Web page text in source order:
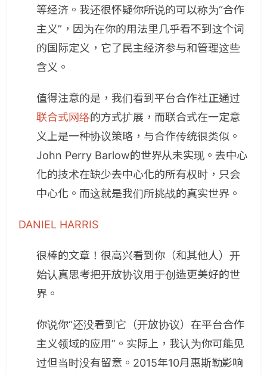
等经济。我还很怀疑你所说的可以称为“合作
主义”，因为在你的用法里几乎看不到这个词
的国际定义，它了民主经济参与和管理这些
含义。
值得注意的是，我们看到平台合作社正通过
联合式网络的方式扩展，而联合式在一定意
义上是一种协议策略，与合作传统很类似。
John Perry Barlow的世界从未实现。去中心
化的技术在缺少去中心化的所有权时，只会
中心化。而这就是我们所挑战的真实世界。
DANIEL HARRIS
很棒的文章！很高兴看到你（和其他人）开
始认真思考把开放协议用于创造更美好的世
界。
你说你“还没看到它（开放协议）在平台合作
主义领域的应用”。实际上，我认为你可能见
过但当时没有留意。2015年10月惠斯勒影响